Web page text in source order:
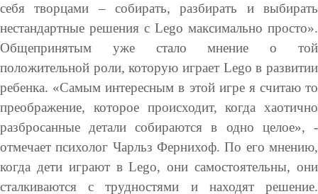
себя творцами – собирать, разбирать и выбирать
нестандартные решения с Lego максимально просто».
Общепринятым уже стало мнение о той
положительной роли, которую играет Lego в развитии
ребенка. «Самым интересным в этой игре я считаю то
преображение, которое происходит, когда хаотично
разбросанные детали собираются в одно целое», -
отмечает психолог Чарльз Фернихоф. По его мнению,
когда дети играют в Lego, они самостоятельны, они
сталкиваются с трудностями и находят решение.